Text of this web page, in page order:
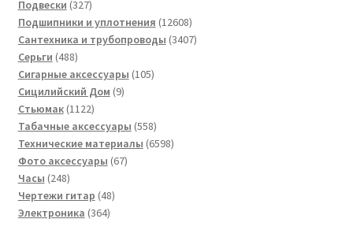
товаров
Подвески 327327
товаров
Подшипники и уплотнения 1260812608
товаров
Сантехника и трубопроводы 34073407
Серьги 488488
товаров
Сигарные аксессуары 105105
Сицилийский Дом 99
Стьюмак 11221122
товара
Табачные аксессуары 558558
товаров
Технические материалы 65986598
Фото аксессуары 6767
Часы 248248
товаров
Чертежи гитар 4848
Электроника 364364